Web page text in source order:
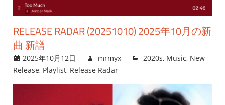
RELEASE RADAR (20251010) 2025年10月の新
曲 新譜
2025年10月12日 mrmyx 2020s, Music, New
Release, Playlist, Release Radar